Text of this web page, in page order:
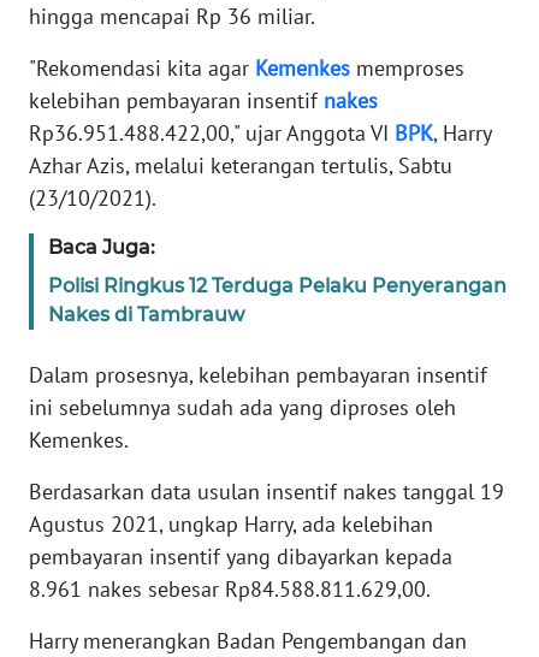
hingga mencapai Rp 36 miliar.
"Rekomendasi kita agar Kemenkes memproses
kelebihan pembayaran insentif nakes
Rp36.951.488.422,00," ujar Anggota VI BPK, Harry
Azhar Azis, melalui keterangan tertulis, Sabtu
(23/10/2021).
Baca Juga:
Polisi Ringkus 12 Terduga Pelaku Penyerangan
Nakes di Tambrauw
Dalam prosesnya, kelebihan pembayaran insentif
ini sebelumnya sudah ada yang diproses oleh
Kemenkes.
Berdasarkan data usulan insentif nakes tanggal 19
Agustus 2021, ungkap Harry, ada kelebihan
pembayaran insentif yang dibayarkan kepada
8.961 nakes sebesar Rp84.588.811.629,00.
Harry menerangkan Badan Pengembangan dan
INDEKS
KONTAK
KAMI
INFO
TENTANG
KAMI
PEDOMAN
MEDIA
SIBER
REDAKSI
KARIR